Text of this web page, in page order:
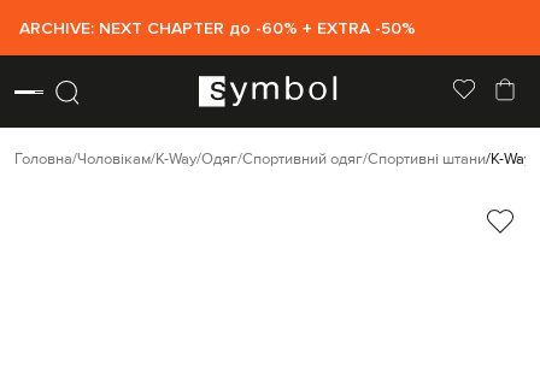
ARCHIVE: NEXT CHAPTER до -60% + EXTRA -50%
Головна Чоловікам K-Way Одяг Спортивний одяг Спортивні штани K-Way